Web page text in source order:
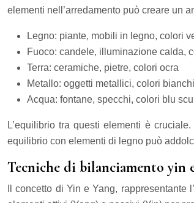
elementi nell’arredamento può creare un
Legno: piante, mobili in legno, colori
Fuoco: candele, illuminazione calda,
Terra: ceramiche, pietre, colori ocra
Metallo: oggetti metallici, colori
Acqua: fontane, specchi, colori blu
L’equilibrio tra questi elementi è
equilibrio con elementi di legno può
Tecniche di bilanciamento yin
Il concetto di Yin e Yang,